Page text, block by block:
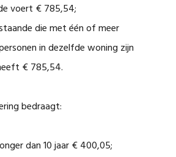
voert € 785,54;
die met één of meer
in dezelfde woning zijn
€ 785,54.
bedraagt:
dan 10 jaar € 400,05;